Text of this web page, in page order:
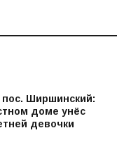
пос. Ширшинский:
доме унёс
девочки